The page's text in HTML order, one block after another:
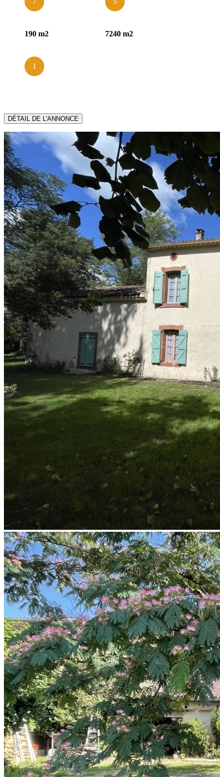
190 m2 7240 m2
1
DÉTAIL DE L'ANNONCE